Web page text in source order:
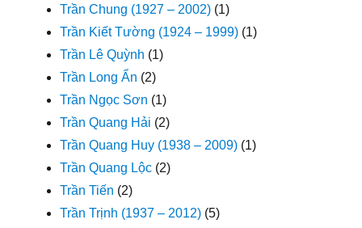
Trần Chung (1927 – 2002) (1)
Trần Kiết Tường (1924 – 1999) (1)
Trần Lê Quỳnh (1)
Trần Long Ẩn (2)
Trần Ngọc Sơn (1)
Trần Quang Hải (2)
Trần Quang Huy (1938 – 2009) (1)
Trần Quang Lộc (2)
Trần Tiến (2)
Trần Trịnh (1937 – 2012) (5)